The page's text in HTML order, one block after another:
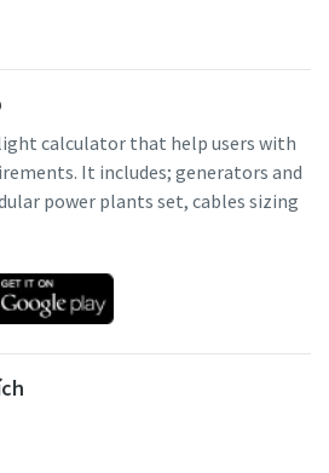
calculator that help users with
It includes; generators and
power plants set, cables sizing